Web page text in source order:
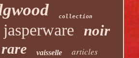
collection
jasperware noir
rare vaisselle articles